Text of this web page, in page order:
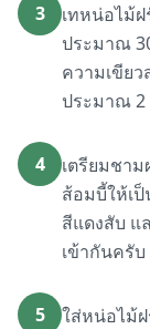
3
เทหน่อไม้
ประมาณ
ความเขีย
ประมาณ 2
4
เตรียมชา
ส้อมบี้ให้เ
สีแดงสับ แ
เข้ากันครับ
5
ใส่หน่อไม้